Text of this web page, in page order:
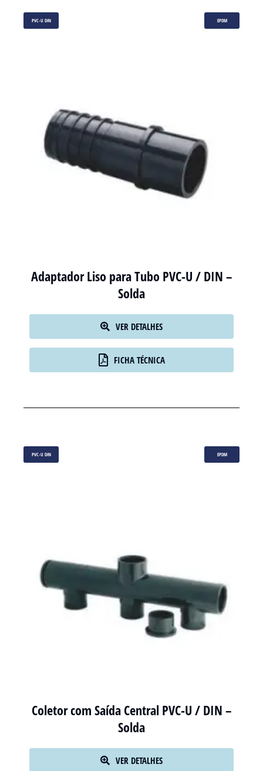
PVC-U DIN EPDM
Adaptador Liso para Tubo PVC-U / DIN –
Solda
VER DETALHES
FICHA TÉCNICA
PVC-U DIN EPDM
Coletor com Saída Central PVC-U / DIN –
Solda
VER DETALHES